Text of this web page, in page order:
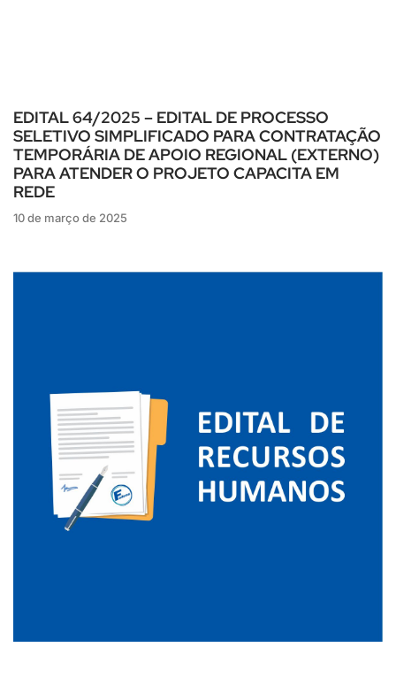
EDITAL 64/2025 – EDITAL DE PROCESSO
SELETIVO SIMPLIFICADO PARA CONTRATAÇÃO
TEMPORÁRIA DE APOIO REGIONAL (EXTERNO)
PARA ATENDER O PROJETO CAPACITA EM
REDE
10 de março de 2025